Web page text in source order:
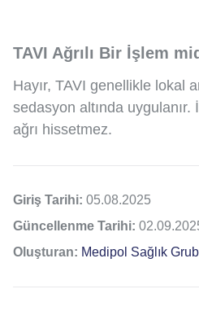
TAVI Ağrılı Bir İşlem
Hayır, TAVI genellikle lokal
sedasyon altında uygulanır.
ağrı hissetmez.
Giriş Tarihi: 05.08.2025
Güncellenme Tarihi:
Oluşturan: Medipol Sağlık